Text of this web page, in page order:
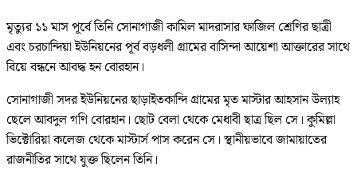
মৃত্যুর ১১ মাস পূর্বে তিনি সোনাগাজী কামিল মাদরাসার ফাজিল শ্রেণির ছাত্রী
এবং চরচান্দিয়া ইউনিয়নের পূর্ব বড়ধলী গ্রামের বাসিন্দা আয়েশা আক্তারের সাথে
বিয়ে বন্ধনে আবদ্ধ হন বোরহান।
সোনাগাজী সদর ইউনিয়নের ছাড়াইতকান্দি গ্রামের মৃত মাস্টার আহসান উল্যাহ
ছেলে আবদুল গণি বোরহান। ছোট বেলা থেকে মেধাবী ছাত্র ছিল সে। কুমিল্লা
ভিক্টোরিয়া কলেজ থেকে মাস্টার্স পাস করেন সে। স্থানীয়ভাবে জামায়াতের
রাজনীতির সাথে যুক্ত ছিলেন তিনি।